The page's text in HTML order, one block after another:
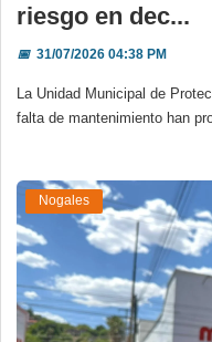
riesgo en dec...
📅31/07/2026 04:38 PM
La Unidad Municipal de
falta de mantenimiento han
Nogales